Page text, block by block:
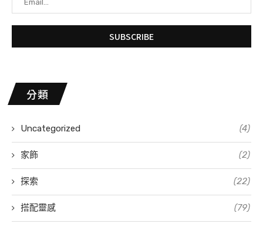
分類
Uncategorized (4)
家飾 (2)
探索 (22)
搭配靈感 (79)